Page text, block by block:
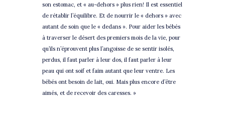
son estomac, et « au-dehors » plus rien! Il est essentiel
de rétablir l’équilibre. Et de nourrir le « dehors » avec
autant de soin que le « dedans ». Pour aider les bébés
à traverser le désert des premiers mois de la vie, pour
qu’ils n’éprouvent plus l’angoisse de se sentir isolés,
perdus, il faut parler à leur dos, il faut parler à leur
peau qui ont soif et faim autant que leur ventre. Les
bébés ont besoin de lait, oui. Mais plus encore d’être
aimés, et de recevoir des caresses. »